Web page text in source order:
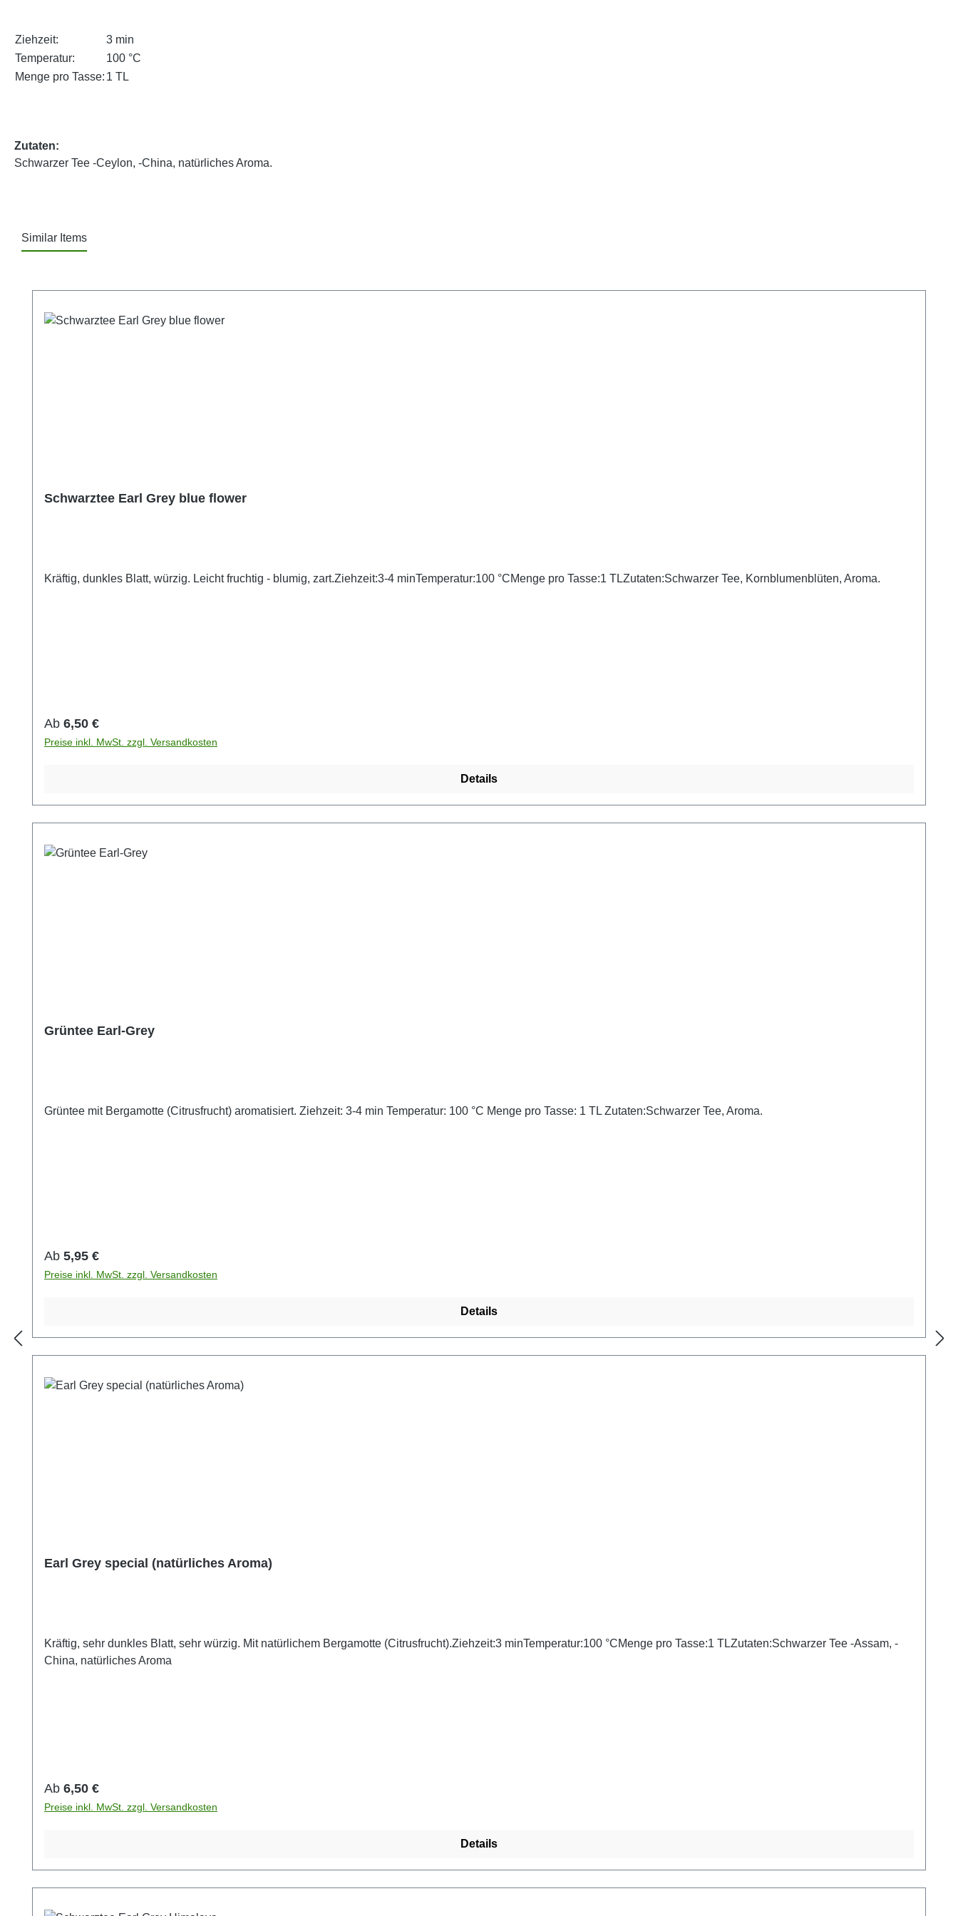
Ziehzeit:
3 min
Temperatur:
100 °C
Menge pro Tasse: 1 TL
Zutaten:
Schwarzer Tee -Ceylon, -China, natürliches Aroma.
Similar Items
Schwarztee Earl Grey blue flower
Kräftig, dunkles Blatt, würzig. Leicht fruchtig - blumig, zart.Ziehzeit:3-4 minTemperatur:100 °CMenge pro Tasse:1 TLZutaten:Schwarzer Tee, Kornblumenblüten, Aroma.
Regulärer Preis:
Ab 6,50 €
Preise inkl. MwSt. zzgl. Versandkosten
Details
Grüntee Earl-Grey
Grüntee mit Bergamotte (Citrusfrucht) aromatisiert. Ziehzeit: 3-4 min Temperatur: 100 °C Menge pro Tasse: 1 TL Zutaten:Schwarzer Tee, Aroma.
Regulärer Preis:
Ab 5,95 €
Preise inkl. MwSt. zzgl. Versandkosten
Details
Earl Grey special (natürliches Aroma)
Kräftig, sehr dunkles Blatt, sehr würzig. Mit natürlichem Bergamotte (Citrusfrucht).Ziehzeit:3 minTemperatur:100 °CMenge pro Tasse:1 TLZutaten:Schwarzer Tee -Assam, -
China, natürliches Aroma
Regulärer Preis:
Ab 6,50 €
Preise inkl. MwSt. zzgl. Versandkosten
Details